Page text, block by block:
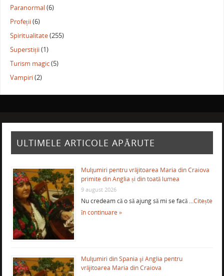
Paranormal(6)
Profeții(6)
Spiritualitate(255)
Superstiții(1)
Turism magic(5)
Vampiri(2)
ULTIMELE ARTICOLE APĂRUTE
Mulţumiri pentru vrăjitoarea Maria din Craiova
primite din Anglia și din toată lumea
9 august 2026
Nu credeam că o să ajung să mi se facă …Citește
în continuare »
Mulţumiri din Spania şi Anglia pentru
vrăjitoarea Maria din Craiova